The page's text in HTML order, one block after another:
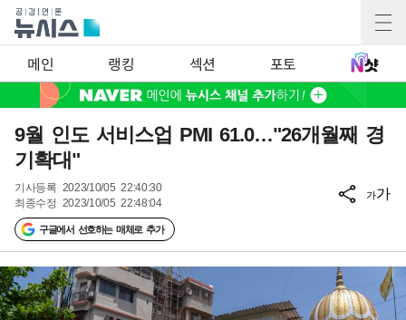
메인 랭킹 섹션 포토
9월 인도 서비스업 PMI 61.0…"26개월째 경
기확대"
기사등록 2023/10/05 22:40:30
최종수정 2023/10/05 22:48:04
구글에서 선호하는 매체로 추가
가가